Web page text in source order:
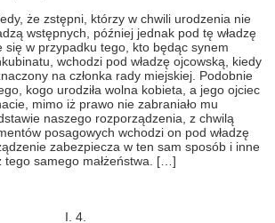
że zstępni, którzy w chwili urodzenia nie
wstępnych, później jednak pod tę władzę
się w przypadku tego, kto będąc synem
wchodzi pod władzę ojcowską, kiedy
na członka rady miejskiej. Podobnie
kogo urodziła wolna kobieta, a jego ojciec
mimo iż prawo nie zabraniało mu
naszego rozporządzenia, z chwilą
posagowych wchodzi on pod władzę
zabezpiecza w ten sam sposób i inne
tego samego małżeństwa. […]
I. 4.